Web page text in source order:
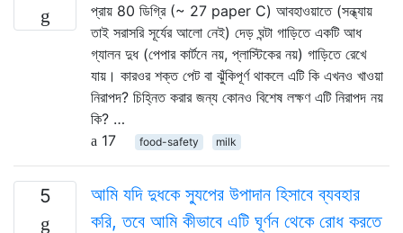
প্রায় 80 ডিগ্রি (~ 27 paper C) আবহাওয়াতে (সন্ধ্যায়
তাই সরাসরি সূর্যের আলো নেই) দেড় ঘন্টা গাড়িতে একটি আধ
গ্যালন দুধ (পেপার কার্টনে নয়, প্লাস্টিকের নয়) গাড়িতে রেখে
যায়। কারওর শক্ত পেট বা ঝুঁকিপূর্ণ থাকলে এটি কি এখনও খাওয়া
নিরাপদ? চিহ্নিত করার জন্য কোনও বিশেষ লক্ষণ এটি নিরাপদ নয়
কি? …
17
food-safety milk
5
আমি যদি দুধকে স্যুপের উপাদান হিসাবে ব্যবহার
করি, তবে আমি কীভাবে এটি ঘূর্ণন থেকে রোধ করতে